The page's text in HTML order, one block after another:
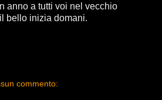
anno a tutti voi nel vecchio
bello inizia domani.
commento: